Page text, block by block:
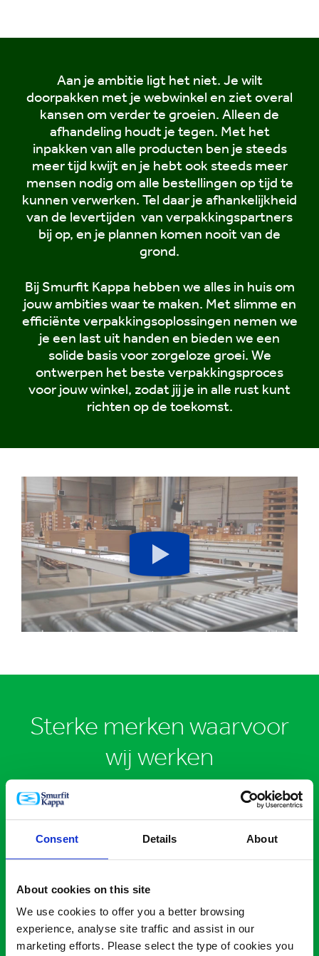
Consent Details About
About cookies on this site
We use cookies to offer you a better browsing
experience, analyse site traffic and assist in our
marketing efforts. Please select the type of cookies you
Aan je ambitie ligt het niet. Je wilt
doorpakken met je webwinkel en ziet overal
kansen om verder te groeien. Alleen de
afhandeling houdt je tegen. Met het
inpakken van alle producten ben je steeds
meer tijd kwijt en je hebt ook steeds meer
mensen nodig om alle bestellingen op tijd te
kunnen verwerken. Tel daar je afhankelijkheid
van de levertijden van verpakkingspartners
bij op, en je plannen komen nooit van de
grond.
Bij Smurfit Kappa hebben we alles in huis om
jouw ambities waar te maken. Met slimme en
efficiënte verpakkingsoplossingen nemen we
je een last uit handen en bieden we een
solide basis voor zorgeloze groei. We
ontwerpen het beste verpakkingsproces
voor jouw winkel, zodat jij je in alle rust kunt
richten op de toekomst.
Play
Sterke merken waarvoor
wij werken